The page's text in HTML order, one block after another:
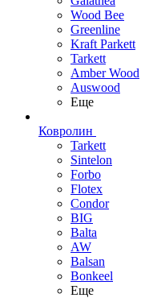
Wood Bee
Greenline
Kraft Parkett
Tarkett
Amber Wood
Auswood
Еще
Ковролин
Tarkett
Sintelon
Forbo
Flotex
Condor
BIG
Balta
AW
Balsan
Bonkeel
Еще